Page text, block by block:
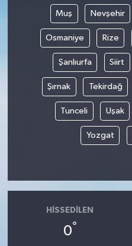
Muş Nevşehir
Osmaniye Rize
Şanlıurfa Siirt
Şırnak Tekirdağ
Tunceli Uşak
Yozgat
HISSEDILEN
0°